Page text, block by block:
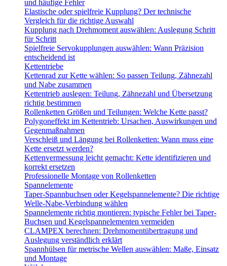
und häufige Fehler
Elastische oder spielfreie Kupplung? Der technische
Vergleich für die richtige Auswahl
Kupplung nach Drehmoment auswählen: Auslegung Schritt
für Schritt
Spielfreie Servokupplungen auswählen: Wann Präzision
entscheidend ist
Kettentriebe
Kettenrad zur Kette wählen: So passen Teilung, Zähnezahl
und Nabe zusammen
Kettentrieb auslegen: Teilung, Zähnezahl und Übersetzung
richtig bestimmen
Rollenketten Größen und Teilungen: Welche Kette passt?
Polygoneffekt im Kettentrieb: Ursachen, Auswirkungen und
Gegenmaßnahmen
Verschleiß und Längung bei Rollenketten: Wann muss eine
Kette ersetzt werden?
Kettenvermessung leicht gemacht: Kette identifizieren und
korrekt ersetzen
Professionelle Montage von Rollenketten
Spannelemente
Taper-Spannbuchsen oder Kegelspannelemente? Die richtige
Welle-Nabe-Verbindung wählen
Spannelemente richtig montieren: typische Fehler bei Taper-
Buchsen und Kegelspannelementen vermeiden
CLAMPEX berechnen: Drehmomentübertragung und
Auslegung verständlich erklärt
Spannhülsen für metrische Wellen auswählen: Maße, Einsatz
und Montage